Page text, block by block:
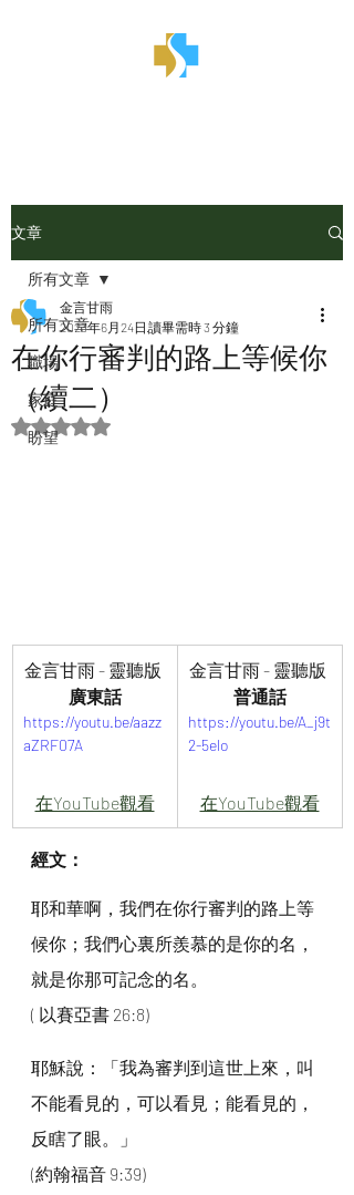
文章
所有文章
職場
家庭
盼望
所有文章
在你行審判的路上等候你
（續二）
金言甘雨
2023年6月24日 讀畢需時 3 分鐘
評等為 NaN（最高為 5 顆星）。
金言甘雨 - 靈聽版
廣東話
https://youtu.be/aazz
aZRF07A
在YouTube觀看
金言甘雨 - 靈聽版
普通話
https://youtu.be/A_j9t
2-5elo
在YouTube觀看
經文：
耶和華啊，我們在你行審判的路上等
候你；我們心裏所羨慕的是你的名，
就是你那可記念的名。
( 以賽亞書 26:8)
耶穌說：「我為審判到這世上來，叫
不能看見的，可以看見；能看見的，
反瞎了眼。」
(約翰福音 9:39)